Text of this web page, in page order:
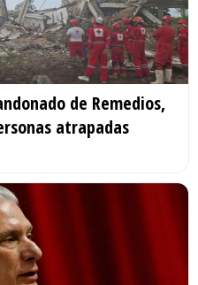
de Remedios,
atrapadas